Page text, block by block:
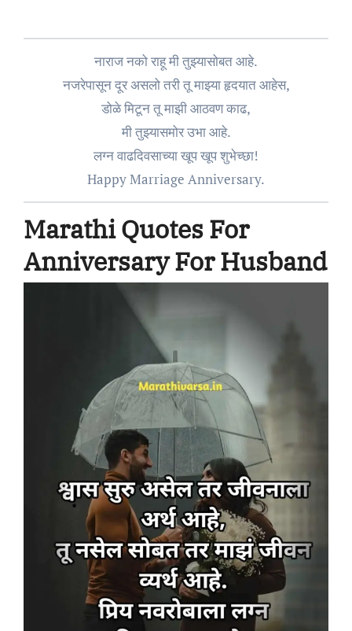
नाराज नको राहू मी तुझ्यासोबत आहे.
नजरेपासून दूर असलो तरी तू माझ्या हृदयात आहेस,
डोळे मिटून तू माझी आठवण काढ,
मी तुझ्यासमोर उभा आहे.
लग्न वाढदिवसाच्या खूप खूप शुभेच्छा!
Happy Marriage Anniversary.
Marathi Quotes For
Anniversary For Husband